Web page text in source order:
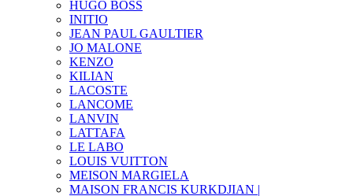
HUGO BOSS
INITIO
JEAN PAUL GAULTIER
JO MALONE
KENZO
KILIAN
LACOSTE
LANCOME
LANVIN
LATTAFA
LE LABO
LOUIS VUITTON
MEISON MARGIELA
MAISON FRANCIS KURKDJIAN |